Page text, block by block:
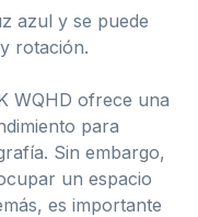
azul y se puede
rotación.
WQHD ofrece una
para
Sin embargo,
un espacio
es importante